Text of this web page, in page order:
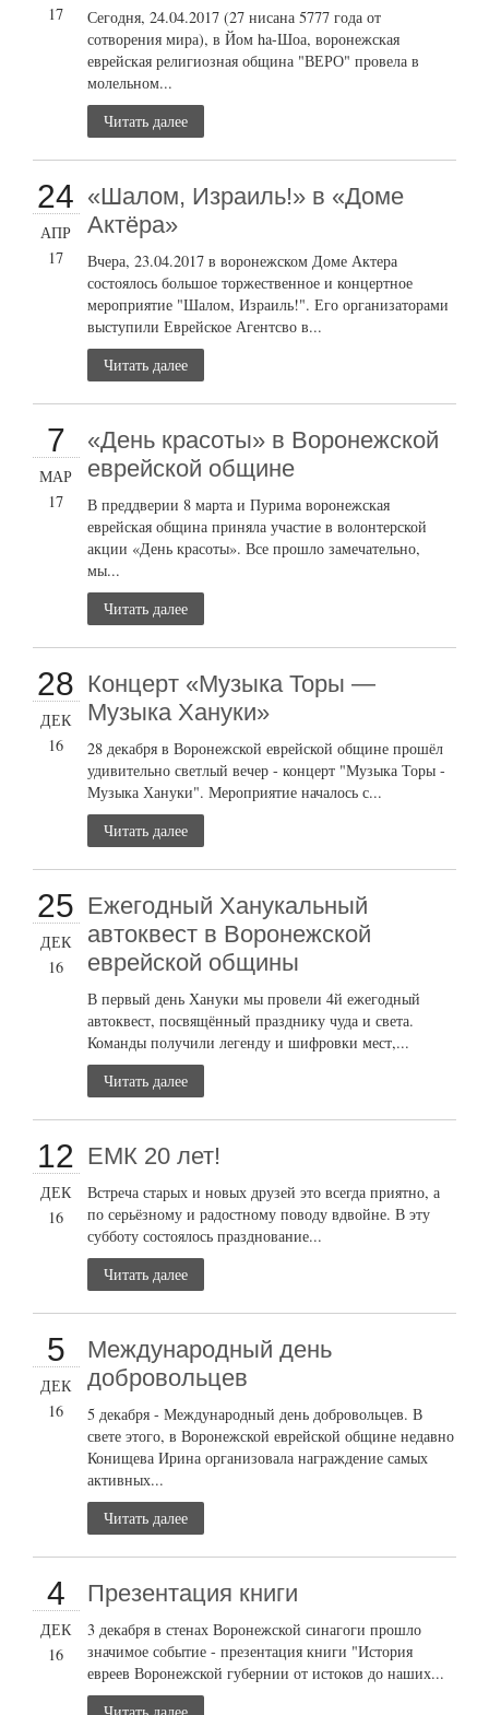
17
Сегодня, 24.04.2017 (27 нисана 5777 года от
сотворения мира), в Йом ha-Шоа, воронежская
еврейская религиозная община "ВЕРО" провела в
молельном...
Читать далее
24
АПР
17
«Шалом, Израиль!» в «Доме
Актёра»
Вчера, 23.04.2017 в воронежском Доме Актера
состоялось большое торжественное и концертное
мероприятие "Шалом, Израиль!". Его организаторами
выступили Еврейское Агентсво в...
Читать далее
7
МАР
17
«День красоты» в Воронежской
еврейской общине
В преддверии 8 марта и Пурима воронежская
еврейская община приняла участие в волонтерской
акции «День красоты». Все прошло замечательно,
мы...
Читать далее
28
ДЕК
16
Концерт «Музыка Торы —
Музыка Хануки»
28 декабря в Воронежской еврейской общине прошёл
удивительно светлый вечер - концерт "Музыка Торы -
Музыка Хануки". Мероприятие началось с...
Читать далее
25
ДЕК
16
Ежегодный Ханукальный
автоквест в Воронежской
еврейской общины
В первый день Хануки мы провели 4й ежегодный
автоквест, посвящённый празднику чуда и света.
Команды получили легенду и шифровки мест,...
Читать далее
12
ДЕК
16
ЕМК 20 лет!
Встреча старых и новых друзей это всегда приятно, а
по серьёзному и радостному поводу вдвойне. В эту
субботу состоялось празднование...
Читать далее
5
ДЕК
16
Международный день
добровольцев
5 декабря - Международный день добровольцев. В
свете этого, в Воронежской еврейской общине недавно
Конищева Ирина организовала награждение самых
активных...
Читать далее
4
ДЕК
16
Презентация книги
3 декабря в стенах Воронежской синагоги прошло
значимое событие - презентация книги "История
евреев Воронежской губернии от истоков до наших...